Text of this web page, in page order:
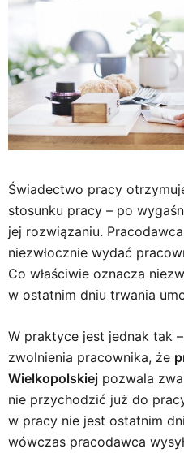
Świadectwo pracy
stosunku pracy – po
jej rozwiązaniu.
niezwłocznie wydać
Co właściwie oznacza
w ostatnim dniu trwania
W praktyce jest jednak tak
zwolnienia pracownika, że
Wielkopolskiej pozwala
nie przychodzić już do
w pracy nie jest ostatnim
wówczas pracodawca